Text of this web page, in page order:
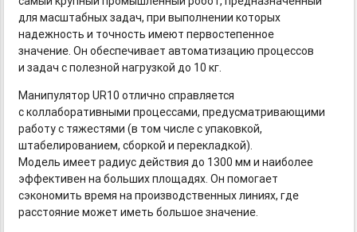
для масштабных задач, при выполнении которых
надежность и точность имеют первостепенное
значение. Он обеспечивает автоматизацию процессов
и задач с полезной нагрузкой до 10 кг.
Манипулятор UR10 отлично справляется
с коллаборативными процессами, предусматривающими
работу с тяжестями (в том числе с упаковкой,
штабелированием, сборкой и перекладкой).
Модель имеет радиус действия до 1300 мм и наиболее
эффективен на больших площадях. Он помогает
сэкономить время на производственных линиях, где
расстояние может иметь большое значение.